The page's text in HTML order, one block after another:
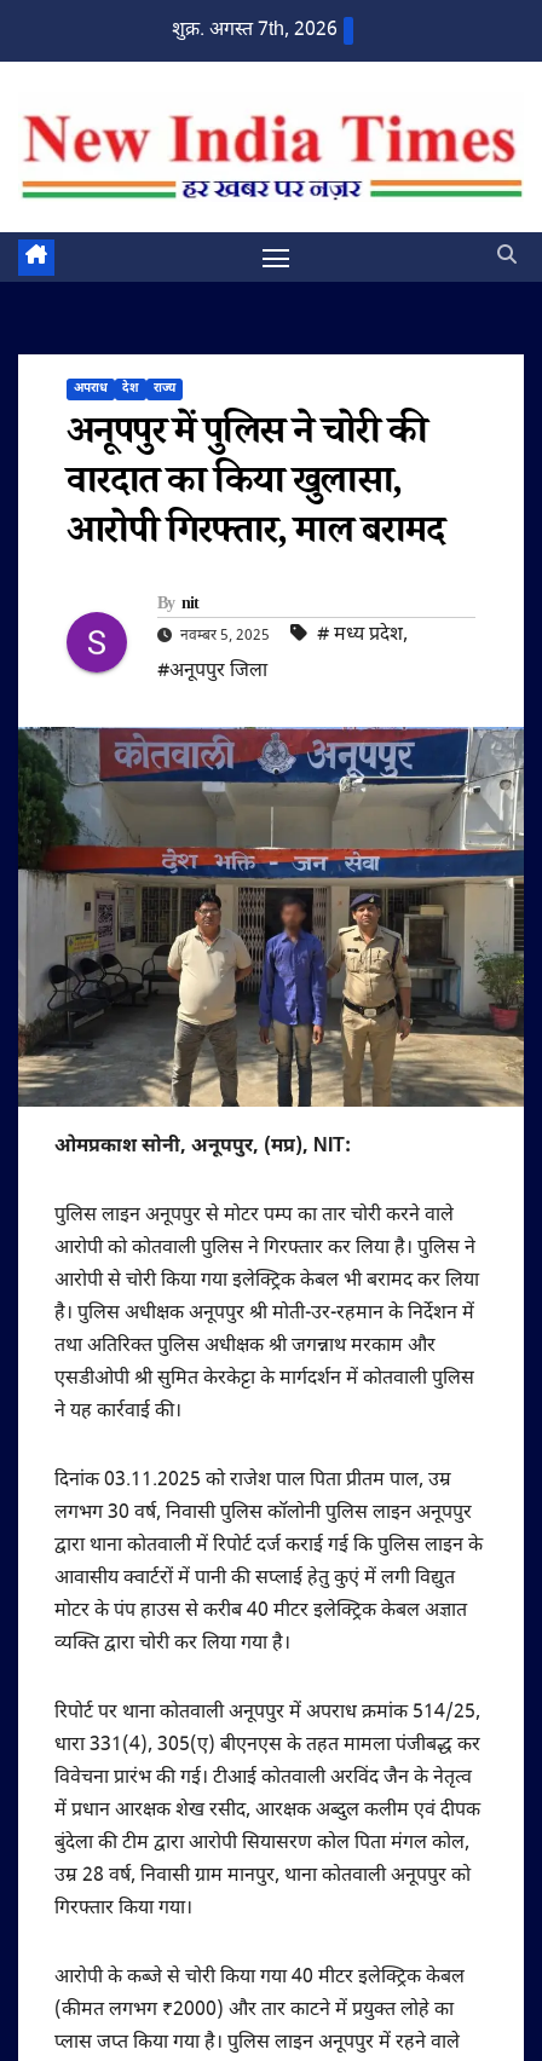
शुक्र. अगस्त 7th, 2026
अपराध देश राज्य
अनूपपुर में पुलिस ने चोरी की
वारदात का किया खुलासा,
आरोपी गिरफ्तार, माल बरामद
By nit
नवम्बर 5, 2025 #‌ मध्य प्रदेश,
#अनूपपुर जिला
ओमप्रकाश सोनी, अनूपपुर, (मप्र), NIT:
पुलिस लाइन अनूपपुर से मोटर पम्प का तार चोरी करने वाले
आरोपी को कोतवाली पुलिस ने गिरफ्तार कर लिया है। पुलिस ने
आरोपी से चोरी किया गया इलेक्ट्रिक केबल भी बरामद कर लिया
है। पुलिस अधीक्षक अनूपपुर श्री मोती-उर-रहमान के निर्देशन में
तथा अतिरिक्त पुलिस अधीक्षक श्री जगन्नाथ मरकाम और
एसडीओपी श्री सुमित केरकेट्टा के मार्गदर्शन में कोतवाली पुलिस
ने यह कार्रवाई की।
दिनांक 03.11.2025 को राजेश पाल पिता प्रीतम पाल, उम्र
लगभग 30 वर्ष, निवासी पुलिस कॉलोनी पुलिस लाइन अनूपपुर
द्वारा थाना कोतवाली में रिपोर्ट दर्ज कराई गई कि पुलिस लाइन के
आवासीय क्वार्टरों में पानी की सप्लाई हेतु कुएं में लगी विद्युत
मोटर के पंप हाउस से करीब 40 मीटर इलेक्ट्रिक केबल अज्ञात
व्यक्ति द्वारा चोरी कर लिया गया है।
रिपोर्ट पर थाना कोतवाली अनूपपुर में अपराध क्रमांक 514/25,
धारा 331(4), 305(ए) बीएनएस के तहत मामला पंजीबद्ध कर
विवेचना प्रारंभ की गई। टीआई कोतवाली अरविंद जैन के नेतृत्व
में प्रधान आरक्षक शेख रसीद, आरक्षक अब्दुल कलीम एवं दीपक
बुंदेला की टीम द्वारा आरोपी सियासरण कोल पिता मंगल कोल,
उम्र 28 वर्ष, निवासी ग्राम मानपुर, थाना कोतवाली अनूपपुर को
गिरफ्तार किया गया।
आरोपी के कब्जे से चोरी किया गया 40 मीटर इलेक्ट्रिक केबल
(कीमत लगभग ₹2000) और तार काटने में प्रयुक्त लोहे का
प्लास जप्त किया गया है। पुलिस लाइन अनूपपुर में रहने वाले